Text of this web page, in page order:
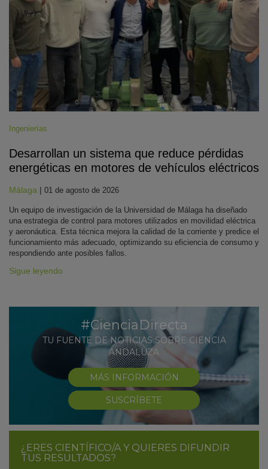
Ingenierías
Desarrollan un sistema que reduce pérdidas
energéticas en motores de vehículos eléctricos
Málaga | 01 de agosto de 2026
Un equipo de investigación de la Universidad de Málaga ha diseñado
una estrategia de control para motores utilizados en movilidad eléctrica
y aeronáutica. Esta técnica mejora la calidad de la corriente y predice el
funcionamiento más adecuado, optimizando su eficiencia de consumo y
respondiendo ante posibles fallos.
Sigue leyendo
#CienciaDirecta
TU FUENTE DE NOTICIAS SOBRE CIENCIA
ANDALUZA
MÁS INFORMACIÓN
SUSCRÍBETE
¿ERES CIENTÍFICO/A Y QUIERES DIFUNDIR
TUS RESULTADOS?